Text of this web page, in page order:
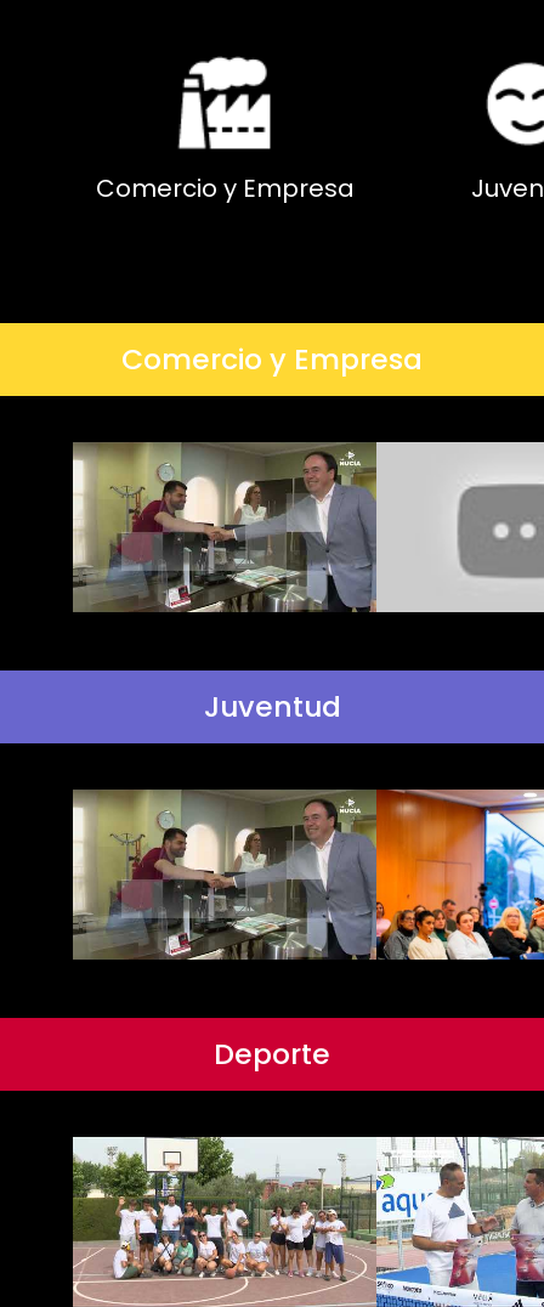
Comercio y Empresa
Comercio y Empresa
Juventud
Deporte